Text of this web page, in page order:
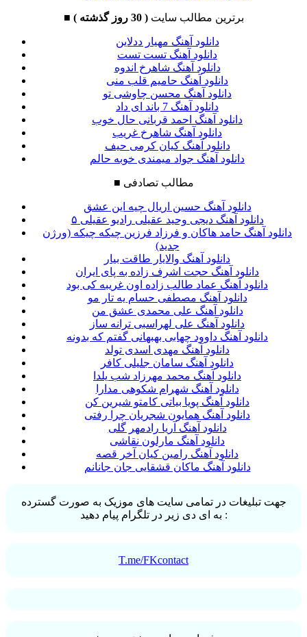
■ برترین مطالب سایت( 30 روز گذشته )
دانلود آهنگ مهیار ددلاین
دانلود آهنگ تست تست
دانلود آهنگ شاهرخ اندوه
دانلود آهنگ حامیم قلب منی
دانلود آهنگ محسن چاوشی تو
دانلود آهنگ 7 باند ای داد
دانلود آهنگ احمد قربانی حال خوب
دانلود آهنگ شاهرخ غریب
دانلود آهنگ کیان کرمی حیف
دانلود آهنگ جواد میمندی خوبه حالم
■ مطالب تصادفی
دانلود آهنگ حسین اریال چیه این عشق
دانلود آهنگ دیجی وحید عقیلی رادیو عقیلی ۵
دانلود آهنگ حامد هاکان و فرزاد فرزین چیکه چیکه (ورژن
جدید)
دانلود آهنگ والایار طاقت بیار
دانلود آهنگ حجت اشرف زاده به پای ایران
دانلود آهنگ عماد طالب زاده اون غریبه کی بود
دانلود آهنگ مصطفی حسام یه تار مو
دانلود آهنگ علی محمدی عشق من
دانلود آهنگ علی لهراسبی ترانه ساز
دانلود آهنگ داوود چهابی بهبهانی گفتم که بدونه
دانلود آهنگ مهدی اسدی تولد
دانلود آهنگ سامان جلیلی کافر
دانلود آهنگ محمد مهرزاد شب یلدا
دانلود آهنگ شهرام شکوهی مدارا
دانلود آهنگ پویا بیاتی کامتو شیرین کن
دانلود آهنگ همایون شجریان چرا رفتی
دانلود آهنگ آریا رادمهر گلی
دانلود آهنگ مارلون نقاشی
دانلود آهنگ رامین کیان آخر قصه
دانلود آهنگ ماکان قشقایی جان جانانم
جهت تبلیغات در تمامی سایت های موزیک به صورت گسترده
به ای دی زیر در تلگرام پیام دهید :
T.me/FKcontact